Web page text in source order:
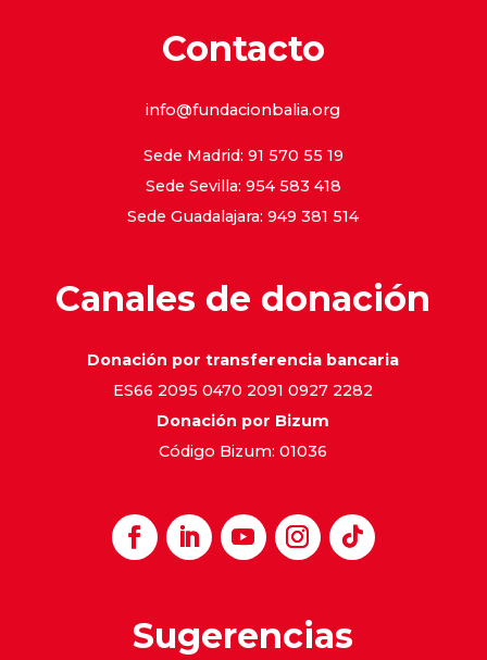
Contacto
info@fundacionbalia.org
Sede Madrid: 91 570 55 19
Sede Sevilla: 954 583 418
Sede Guadalajara: 949 381 514
Canales de donación
Donación por transferencia bancaria
ES66 2095 0470 2091 0927 2282
Donación por Bizum
Código Bizum: 01036
Sugerencias